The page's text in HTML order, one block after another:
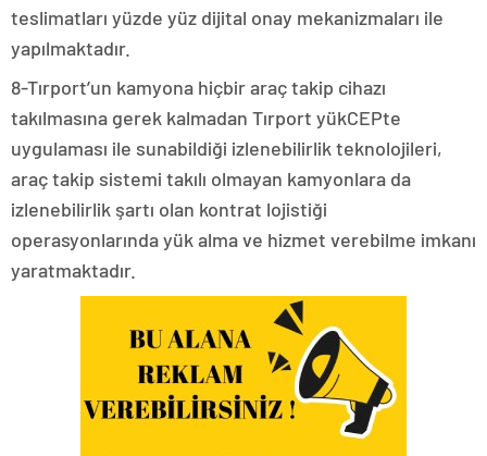
teslimatları yüzde yüz dijital onay mekanizmaları ile
yapılmaktadır.
8-Tırport’un kamyona hiçbir araç takip cihazı
takılmasına gerek kalmadan Tırport yükCEPte
uygulaması ile sunabildiği izlenebilirlik teknolojileri,
araç takip sistemi takılı olmayan kamyonlara da
izlenebilirlik şartı olan kontrat lojistiği
operasyonlarında yük alma ve hizmet verebilme imkanı
yaratmaktadır.